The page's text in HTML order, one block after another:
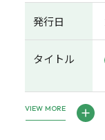
発行日
タイトル
VIEW MORE